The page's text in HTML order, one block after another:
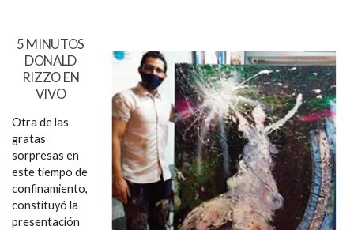
5 MINUTOS
DONALD
RIZZO EN
VIVO
Otra de las
gratas
sorpresas en
este tiempo de
confinamiento,
constituyó la
presentación